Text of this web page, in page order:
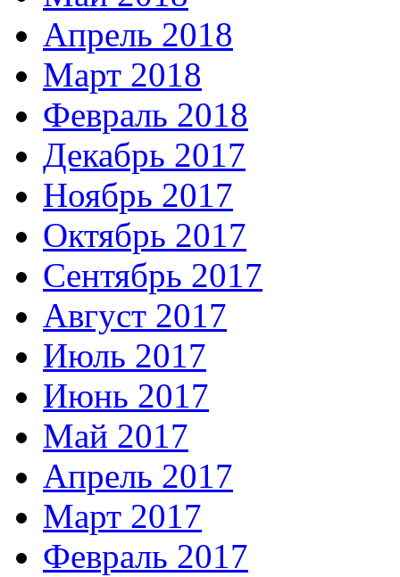
Апрель 2018
Март 2018
Февраль 2018
Декабрь 2017
Ноябрь 2017
Октябрь 2017
Сентябрь 2017
Август 2017
Июль 2017
Июнь 2017
Май 2017
Апрель 2017
Март 2017
Февраль 2017